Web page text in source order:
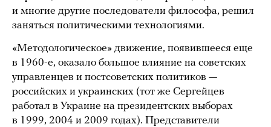
и многие другие последователи философа, решил
заняться политическими технологиями.
«Методологическое» движение, появившееся еще
в 1960-е, оказало большое влияние на советских
управленцев и постсоветских политиков —
российских и украинских (тот же Сергейцев
работал в Украине на президентских выборах
в 1999, 2004 и 2009 годах). Представители